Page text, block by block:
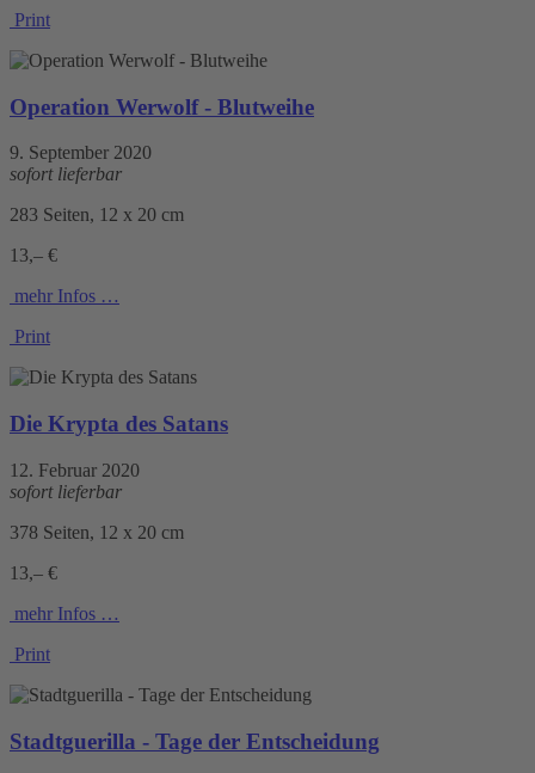
Print
Operation Werwolf - Blutweihe
9. September 2020
sofort lieferbar
283 Seiten, 12 x 20 cm
13,– €
mehr Infos …
Print
Die Krypta des Satans
12. Februar 2020
sofort lieferbar
378 Seiten, 12 x 20 cm
13,– €
mehr Infos …
Print
Stadtguerilla - Tage der Entscheidung